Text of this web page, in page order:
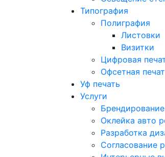
Типография
Полиграфия
Листовки
Визитки
Цифровая
Офсетная
Уф печать
Услуги
Оклейка авто
Разработка
Согласование